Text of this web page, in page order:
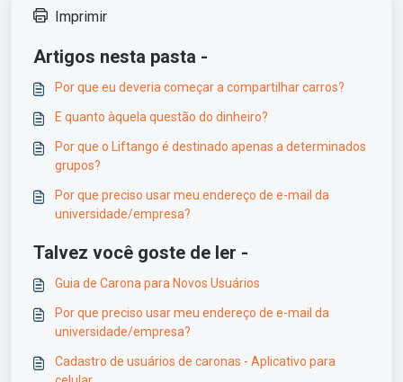
Imprimir
Artigos nesta pasta -
Por que eu deveria começar a compartilhar carros?
E quanto àquela questão do dinheiro?
Por que o Liftango é destinado apenas a determinados
grupos?
Por que preciso usar meu endereço de e-mail da
universidade/empresa?
Talvez você goste de ler -
Guia de Carona para Novos Usuários
Por que preciso usar meu endereço de e-mail da
universidade/empresa?
Cadastro de usuários de caronas - Aplicativo para